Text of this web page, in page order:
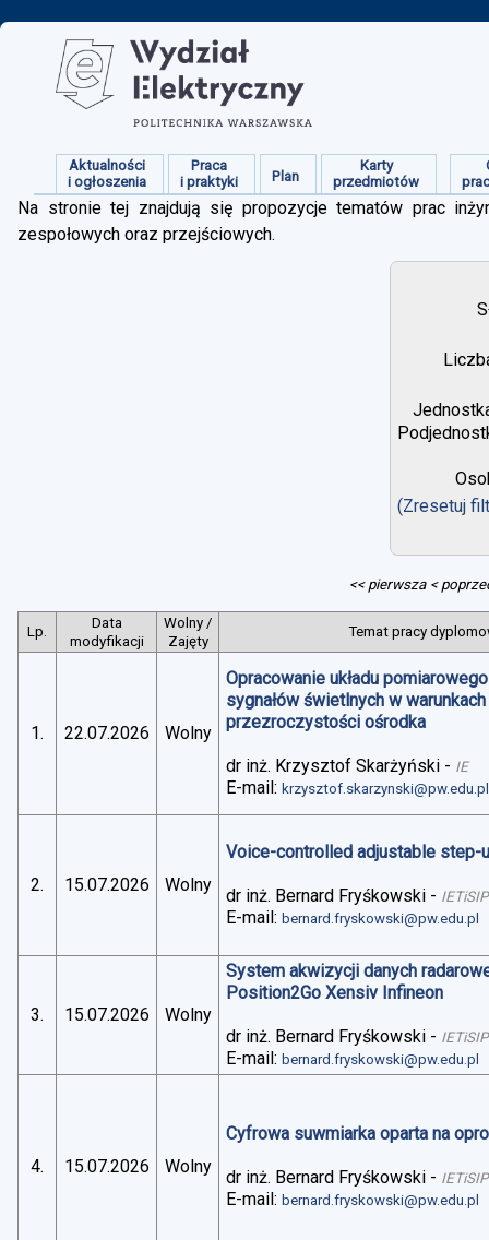
Aktualności
i ogłoszenia
Praca
i praktyki
Plan
Karty
przedmiotów
Na stronie tej znajdują się propozycje tematów prac
zespołowych oraz przejściowych.
(Zresetuj
<< pierwsza <
Lp.
Data
modyfikacji
Wolny /
Zajęty
Temat pracy
1. 22.07.2026 Wolny
Opracowanie układu
sygnałów świetlnych w
przezroczystości ośrodka
dr inż. Krzysztof Skarżyński - IE
E-mail:krzysztof.skarzynski@pw.edu.pl
2. 15.07.2026 Wolny
Voice-controlled adjustable step-
dr inż. Bernard Fryśkowski - IETiSIP
E-mail:bernard.fryskowski@pw.edu.pl
3. 15.07.2026 Wolny
System akwizycji danych
Position2Go Xensiv Infineon
dr inż. Bernard Fryśkowski - IETiSIP
E-mail:bernard.fryskowski@pw.edu.pl
4. 15.07.2026 Wolny
Cyfrowa suwmiarka oparta na
dr inż. Bernard Fryśkowski - IETiSIP
E-mail:bernard.fryskowski@pw.edu.pl